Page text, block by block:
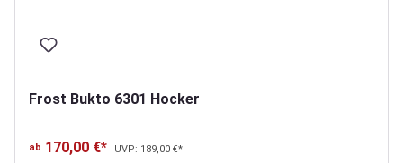
Frost Bukto 6301 Hocker
ab 170,00 €* UVP: 189,00 €*